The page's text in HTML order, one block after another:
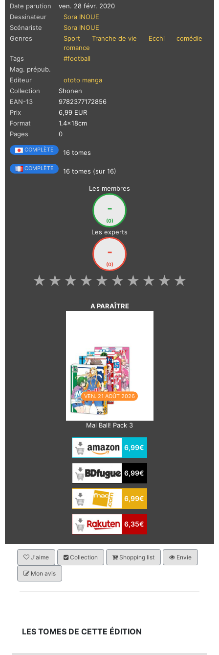
Date parution
ven. 28 févr. 2020
Dessinateur
Sora INOUE
Scénariste
Sora INOUE
Genres
Sport Tranche de vie Ecchi
comédie
romance
Tags
#football
Mag. prépub.
Editeur
ototo manga
Collection
Shonen
EAN-13
9782377172856
Prix
6,99 EUR
Format
1.4x18cm
Pages
0
COMPLÈTE 16 tomes
COMPLÈTE 16 tomes (sur 16)
Les membres
-
(0)
Les experts
-
(0)
★
★
★
★
★
★
★
★
★
★
A PARAÎTRE
VEN. 21 AOÛT 2026
Mai Ball! Pack 3
6,99€
6,99€
6,99€
6,35€
J'aime Collection Shopping list Envie
Mon avis
LES TOMES DE CETTE ÉDITION